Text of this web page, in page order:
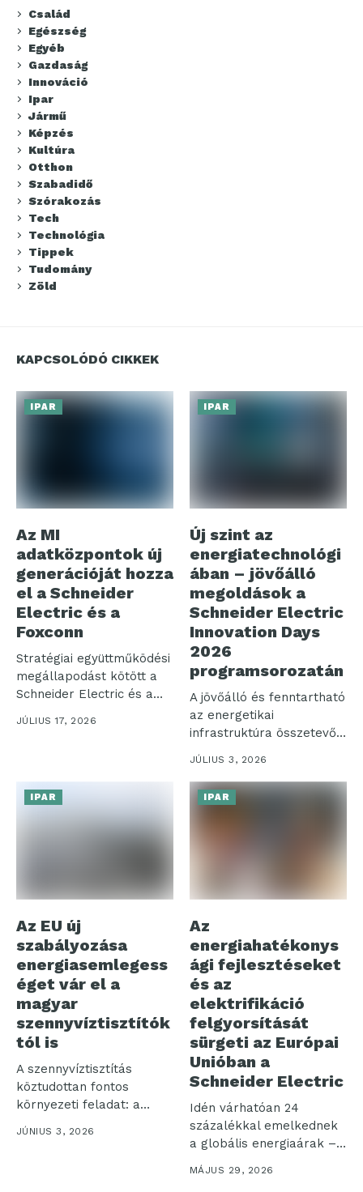
Család
Egészség
Egyéb
Gazdaság
Innováció
Ipar
Jármű
Képzés
Kultúra
Otthon
Szabadidő
Szórakozás
Tech
Technológia
Tippek
Tudomány
Zöld
KAPCSOLÓDÓ CIKKEK
IPAR
Az MI
adatközpontok új
generációját hozza
el a Schneider
Electric és a
Foxconn
Stratégiai együttműködési
megállapodást kötött a
Schneider Electric és a
Hon Hai Technology...
JÚLIUS 17, 2026
IPAR
Új szint az
energiatechnológi
ában – jövőálló
megoldások a
Schneider Electric
Innovation Days
2026
programsorozatán
A jövőálló és fenntartható
az energetikai
infrastruktúra összetevői,
szemléletváltás az
épületeink esetében,...
JÚLIUS 3, 2026
IPAR
Az EU új
szabályozása
energiasemlegess
éget vár el a
magyar
szennyvíztisztítók
tól is
A szennyvíztisztítás
köztudottan fontos
környezeti feladat: a
természetes vizekbe
visszaengedett szennyvíz
JÚNIUS 3, 2026
IPAR
Az
energiahatékonys
ági fejlesztéseket
és az
elektrifikáció
felgyorsítását
sürgeti az Európai
Unióban a
Schneider Electric
Idén várhatóan 24
százalékkal emelkednek
a globális energiaárak –
ez a legnagyobb...
MÁJUS 29, 2026